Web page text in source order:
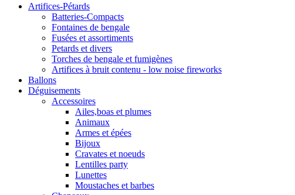
Artifices-Pétards
Batteries-Compacts
Fontaines de bengale
Fusées et assortiments
Petards et divers
Torches de bengale et fumigènes
Artifices à bruit contenu - low noise fireworks
Ballons
Déguisements
Accessoires
Ailes,boas et plumes
Animaux
Armes et épées
Bijoux
Cravates et noeuds
Lentilles party
Lunettes
Moustaches et barbes